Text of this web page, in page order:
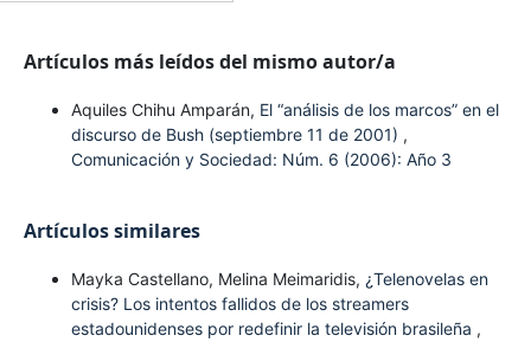
Artículos más leídos del mismo autor/a
Aquiles Chihu Amparán, El “análisis de los marcos” en el
discurso de Bush (septiembre 11 de 2001) ,
Comunicación y Sociedad: Núm. 6 (2006): Año 3
Artículos similares
Mayka Castellano, Melina Meimaridis, ¿Telenovelas en
crisis? Los intentos fallidos de los streamers
estadounidenses por redefinir la televisión brasileña ,